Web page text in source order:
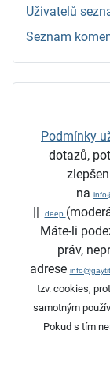
Uživatelů
Seznam
Podmínky
dotazů,
na
deep
Máte-li
práv,
adrese
tzv. cookies,
samotným
Pokud s tím